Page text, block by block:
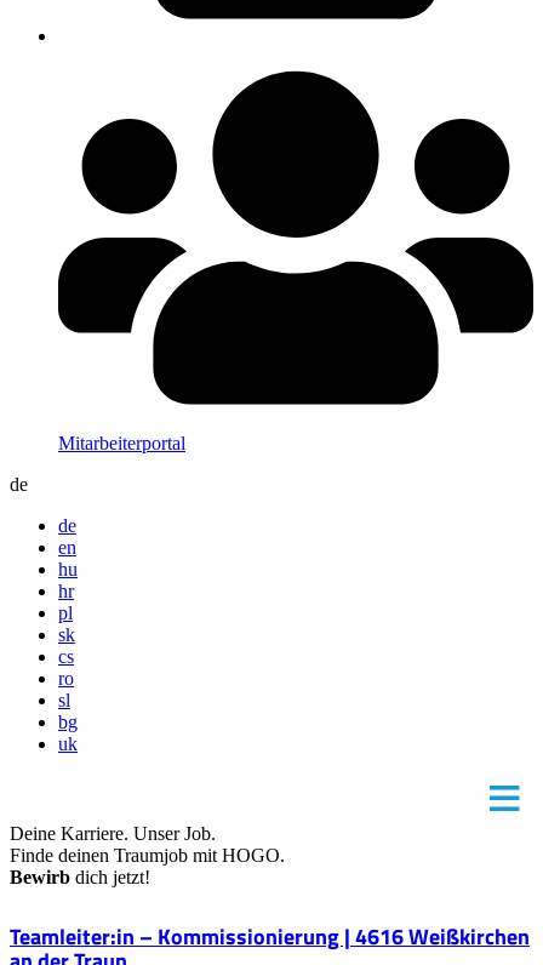
Mitarbeiterportal
de
de
en
hu
hr
pl
sk
cs
ro
sl
bg
uk
Deine Karriere. Unser Job.
Finde deinen Traumjob mit HOGO.
Bewirb dich jetzt!
Teamleiter:in – Kommissionierung | 4616 Weißkirchen